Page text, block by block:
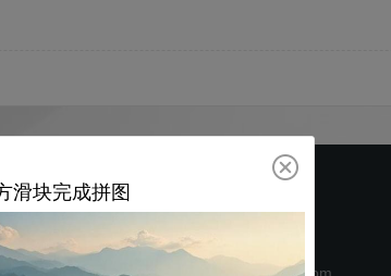
服务支持
客服：service@longming.com